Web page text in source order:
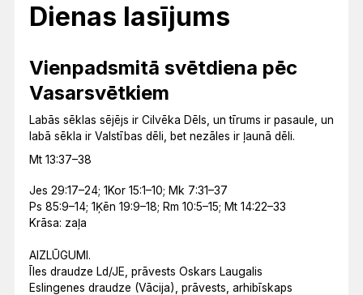
Dienas lasījums
Vienpadsmitā svētdiena pēc
Vasarsvētkiem
Labās sēklas sējējs ir Cilvēka Dēls, un tīrums ir pasaule, un
labā sēkla ir Valstības dēli, bet nezāles ir ļaunā dēli.
Mt 13:37–38
Jes 29:17–24; 1Kor 15:1–10; Mk 7:31–37
Ps 85:9–14; 1Ķēn 19:9–18; Rm 10:5–15; Mt 14:22–33
Krāsa: zaļa
AIZLŪGUMI.
Īles draudze Ld/JE, prāvests Oskars Laugalis
Eslingenes draudze (Vācija), prāvests, arhibīskaps